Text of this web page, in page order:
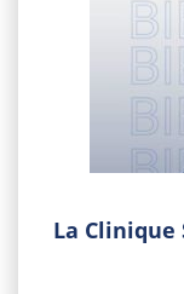
La Clinique